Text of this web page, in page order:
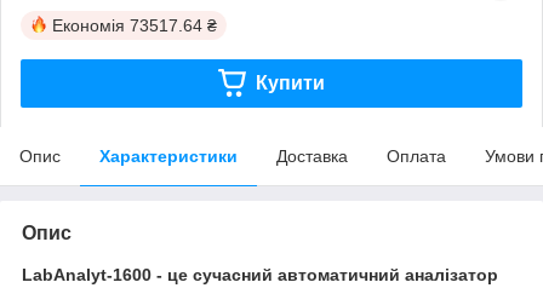
Економія 73517.64 ₴
Купити
Опис Характеристики Доставка Оплата Умови
Опис
LabAnalyt-1600 - це сучасний автоматичний аналізатор